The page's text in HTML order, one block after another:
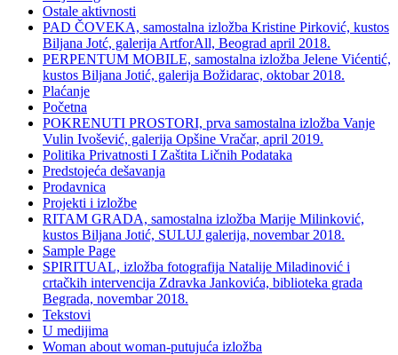
Ostale aktivnosti
PAD ČOVEKA, samostalna izložba Kristine Pirković, kustos
Biljana Jotć, galerija ArtforAll, Beograd april 2018.
PERPENTUM MOBILE, samostalna izložba Jelene Vićentić,
kustos Biljana Jotić, galerija Božidarac, oktobar 2018.
Plaćanje
Početna
POKRENUTI PROSTORI, prva samostalna izložba Vanje
Vulin Ivošević, galerija Opšine Vračar, april 2019.
Politika Privatnosti I Zaštita Ličnih Podataka
Predstojeća dešavanja
Prodavnica
Projekti i izložbe
RITAM GRADA, samostalna izložba Marije Milinković,
kustos Biljana Jotić, SULUJ galerija, novembar 2018.
Sample Page
SPIRITUAL, izložba fotografija Natalije Miladinović i
crtačkih intervencija Zdravka Jankovića, biblioteka grada
Begrada, novembar 2018.
Tekstovi
U medijima
Woman about woman-putujuća izložba